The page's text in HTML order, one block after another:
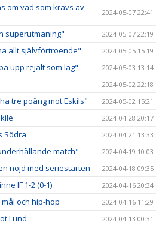
om vad som krävs av
2024-05-07 22:41
superutmaning" 2024-05-07 22:19
allt självförtroende" 2024-05-05 15:19
upp rejält som lag" 2024-05-03 13:14
2024-05-02 22:18
tre poäng mot Eskils" 2024-05-02 15:21
2024-04-28 20:17
Södra 2024-04-21 13:33
match" 2024-04-19 10:03
nöjd med seriestarten 2024-04-18 09:35
IF 1-2 (0-1) 2024-04-16 20:34
och hip-hop 2024-04-16 11:29
Lund 2024-04-13 00:31